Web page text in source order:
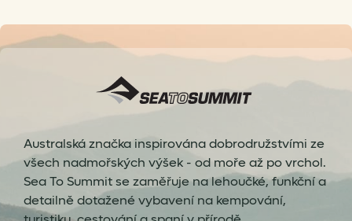
Australská značka inspirována dobrodružstvími ze
všech nadmořských výšek - od moře až po vrchol.
Sea To Summit se zaměřuje na lehoučké, funkční a
detailně dotažené vybavení na kempování,